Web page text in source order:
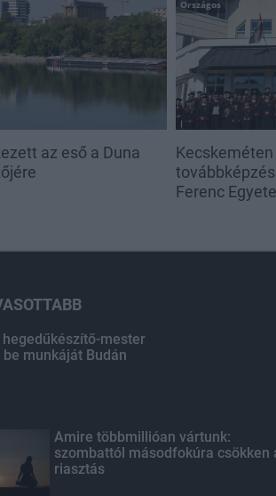
az eső a Duna
Országos
Ferenc
mester
munkáját Budán
Amire többmillióan vártunk:
szombattól másodfokúra csökken
riasztás